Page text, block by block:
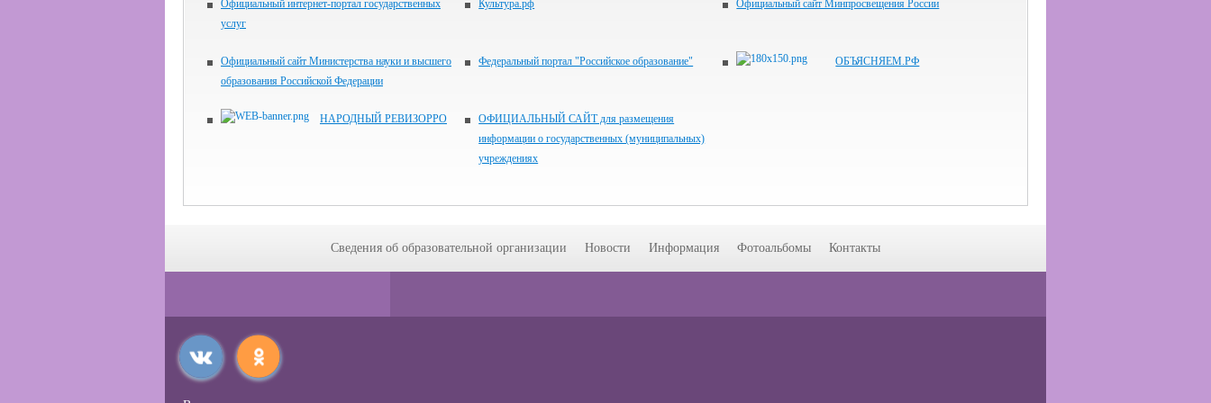
Официальный интернет-портал государственных
услуг
Культура.рф Официальный сайт Минпросвещения России
Официальный сайт Министерства науки и высшего
образования Российской Федерации
Федеральный портал "Российское образование" ОБЪЯСНЯЕМ.РФ
НАРОДНЫЙ РЕВИЗОРРО
ОФИЦИАЛЬНЫЙ САЙТ для размещения
информации о государственных (муниципальных)
учреждениях
Сведения об образовательной организации Новости Информация Фотоальбомы Контакты